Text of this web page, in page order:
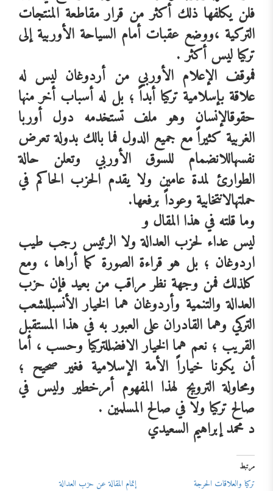
فلن يكلفها ذلك أكثر من قرارمقاطعة المنتجات
التركية ،ووضع عقباتأمام السياحةالأوربيةإلى
تركياليسأكثر.
فموقف الإعلام الأوربي من أردوغان ليس له
علاقةبإسلاميةتركياأبداً؛ بل لهأسبابأخرمنها
حقوقالإنسان وهو ملف تستخدمه دول أوربا
الغربيةكثيراًمعجميعالدولفمابالكبدولةتعرض
نفسهاللانضمام للسوق الأوربي وتعلن حالة
الطوارئ لمدة عامين ولا يقدم الحزب الحاكم في
حملتهالانتخابيةوعوداًبرفعها.
وماقلتهفيهذاالمقالو
ليسعداء لحزبالعدالةولاالرئيس رجب طيب
اردوغان ؛ بل هو قراءة الصورة كما أراها ، ومع
كلذلكفمن وجهةنظرمراقبمنبعيدفإنحزب
العدالة والتنمية وأردوغان هما الخيارالأنسبللشعب
التركي وهماالقادرانعلىالعبوربهفيهذاالمستقبل
القريب ؛نعمهماالخيارالافضللتركيا وحسب، أما
أن يكونا خياراً الأمة الإسلامية فغير صحيح ؛
ومحاولة الترويج لهذا المفهوم أمرخطير وليس في
صالحتركياولافيصالحالمسلمين .
دمحمدإبراهيمالسعيدي
مرتبط
تركيا والعلاقات الحرجة إتمام المقالة عن حزب العدالة